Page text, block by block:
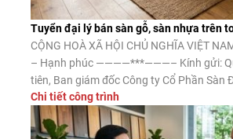
Tuyển đại lý bán sàn gỗ, sàn nhựa trên
CỘNG HOÀ XÃ HỘI CHỦ NGHĨA VIỆT
– Hạnh phúc ————***———– Kính gửi:
tiên, Ban giám đốc Công ty Cổ Phần Sàn
Quý đối tác lời chào trân trọng, lời chúc
công. Công ty CP Sàn […]
Chi tiết công trình